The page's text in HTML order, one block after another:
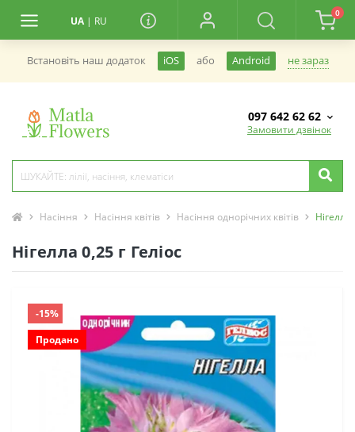
UA | RU
0
Встановiть наш додаток iOS або Android не зараз
097 642 62 62
Замовити дзвінок
Насіння Насіння квітів Насіння однорічних квітів Нігелла
Нігелла 0,25 г Геліос
-15%
Продано